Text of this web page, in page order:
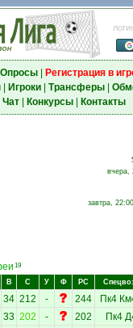
Опросы| Регистрация в
| Игроки| Трансферы|
Чат| Конкурсы| Контакты
вчера,
завтра,
19
В С У Ф РС
34 212 - 244 Пк4
33 202 - 202 Пк4